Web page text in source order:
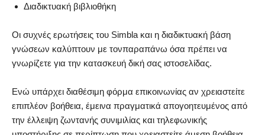
Διαδικτυακή βιβλιοθήκη
Οι συχνές ερωτήσεις του Simbla και η διαδικτυακή βάση
γνώσεων καλύπτουν με τονπαραπάνω όσα πρέπει να
γνωρίζετε για την κατασκευή δική σας ιστοσελίδας.
Ενώ υπάρχει διαθέσιμη φόρμα επικοινωνίας αν χρειαστείτε
επιπλέον βοήθεια, έμεινα πραγματικά απογοητευμένος από
την έλλειψη ζωντανής συνιμιλίας και τηλεφωνικής